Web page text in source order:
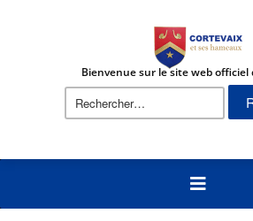
Bienvenue sur le site web officiel
Rechercher :